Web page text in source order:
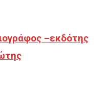
–εκδότης